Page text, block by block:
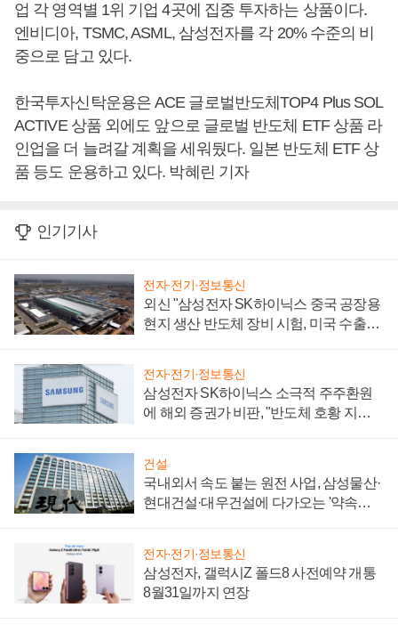
업 각 영역별 1위 기업 4곳에 집중 투자하는 상품이다.
엔비디아, TSMC, ASML, 삼성전자를 각 20% 수준의 비
중으로 담고 있다.
한국투자신탁운용은 ACE 글로벌반도체TOP4 Plus SOL
ACTIVE 상품 외에도 앞으로 글로벌 반도체 ETF 상품 라
인업을 더 늘려갈 계획을 세워뒀다. 일본 반도체 ETF 상
품 등도 운용하고 있다. 박혜린 기자
인기기사
전자·전기·정보통신
외신 "삼성전자 SK하이닉스 중국 공장용
현지 생산 반도체 장비 시험, 미국 수출통
전자·전기·정보통신
삼성전자 SK하이닉스 소극적 주주환원
에 해외 증권가 비판, "반도체 호황 지속
건설
국내외서 속도 붙는 원전 사업, 삼성물산·
현대건설·대우건설에 다가오는 '약속의
전자·전기·정보통신
삼성전자, 갤럭시Z 폴드8 사전예약 개통
8월31일까지 연장